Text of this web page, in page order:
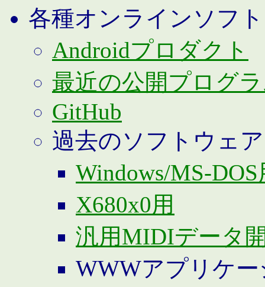
各種オンラインソフ
Androidプロダクト
最近の公開プログ
GitHub
過去のソフトウェア
Windows/MS-DOS
X680x0用
汎用MIDIデータ
WWWアプリケ